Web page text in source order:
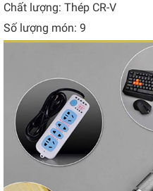
Chất lượng: Thép CR-V
Số lượng món: 9